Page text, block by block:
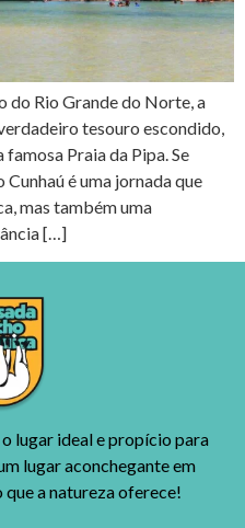
do Rio Grande do Norte, a
tesouro escondido,
Praia da Pipa. Se
é uma jornada que
mas também uma
[…]
lugar ideal e propício para
lugar aconchegante em
a natureza oferece!